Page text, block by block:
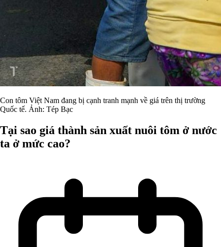
Con tôm Việt Nam đang bị cạnh tranh mạnh về giá trên thị trường
Quốc tế. Ảnh: Tép Bạc
Tại sao giá thành sản xuất nuôi tôm ở nước
ta ở mức cao?